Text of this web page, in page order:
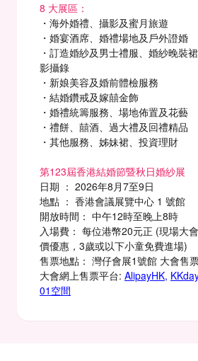
8 大展區：
・海外婚禮、攝影及蜜月旅遊
・婚宴酒席、婚禮場地及戶外證婚
・訂造婚紗及男士禮服、婚紗晚裝
影攝錄
・新娘美容及婚前體檢服務
・結婚鑽戒及嫁囍金飾
・婚禮統籌服務、場地佈置及花藝
・禮餅、囍酒、過大禮及回禮精品
・其他服務、姊妹裙、投資理財
第123屆香港結婚節暨秋日婚紗展
日期 ： 2026年8月7至9日
地點 ： 香港會議展覽中心 1 號館
開放時間： 中午12時至晚上8時
入場費： 每位港幣20元正 (現場大
價優惠，3歲或以下小童免費進場)
售票地點： 灣仔會展1號館 大會售
大會網上售票平台: AlipayHK, KKday
01空間